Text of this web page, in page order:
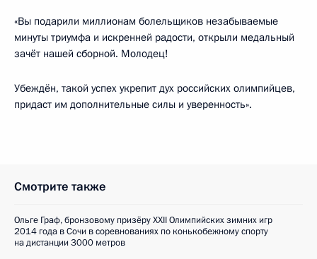
«Вы подарили миллионам болельщиков незабываемые
минуты триумфа и искренней радости, открыли медальный
зачёт нашей сборной. Молодец!
Убеждён, такой успех укрепит дух российских олимпийцев,
придаст им дополнительные силы и уверенность».
Смотрите также
Ольге Граф, бронзовому призёру XXII Олимпийских зимних игр
2014 года в Сочи в соревнованиях по конькобежному спорту
на дистанции 3000 метров